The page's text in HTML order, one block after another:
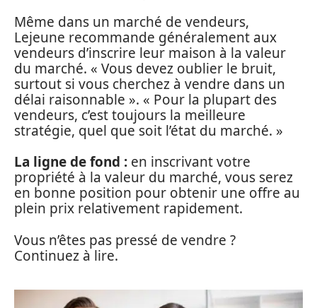
Même dans un marché de vendeurs,
Lejeune recommande généralement aux
vendeurs d’inscrire leur maison à la valeur
du marché. « Vous devez oublier le bruit,
surtout si vous cherchez à vendre dans un
délai raisonnable ». « Pour la plupart des
vendeurs, c’est toujours la meilleure
stratégie, quel que soit l’état du marché. »
La ligne de fond : en inscrivant votre
propriété à la valeur du marché, vous serez
en bonne position pour obtenir une offre au
plein prix relativement rapidement.
Vous n’êtes pas pressé de vendre ?
Continuez à lire.